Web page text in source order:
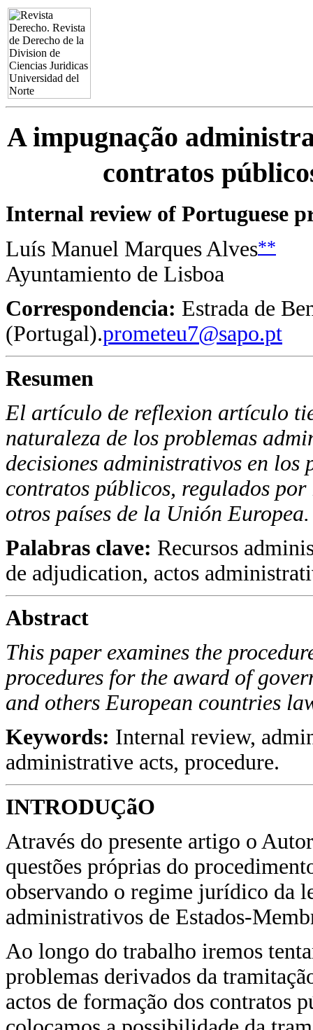
A impugnação
contratos
Internal review of Portuguese
Luís Manuel Marques Alves**
Ayuntamiento de Lisboa
Correspondencia: Estrada de
(Portugal).prometeu7@sapo.pt
Resumen
El artículo de reflexion artículo
naturaleza de los problemas
decisiones administrativos en los
contratos públicos, regulados
otros países de la Unión Europea.
Palabras clave: Recursos
de adjudication, actos
Abstract
This paper examines the
procedures for the award of
and others European countries
Keywords: Internal review,
administrative acts, procedure.
INTRODUÇãO
Através do presente artigo o
questões próprias do
observando o regime jurídico da
administrativos de Estados-
Ao longo do trabalho iremos
problemas derivados da
actos de formação dos contratos